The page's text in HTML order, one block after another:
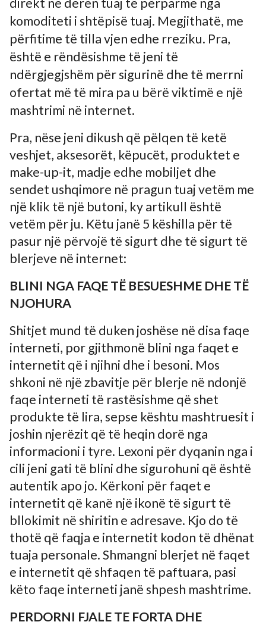
komoditeti i shtëpisë tuaj. Megjithatë, me
përfitime të tilla vjen edhe rreziku. Pra,
është e rëndësishme të jeni të
ndërgjegjshëm për sigurinë dhe të merrni
ofertat më të mira pa u bërë viktimë e një
mashtrimi në internet.
Pra, nëse jeni dikush që pëlqen të ketë
veshjet, aksesorët, këpucët, produktet e
make-up-it, madje edhe mobiljet dhe
sendet ushqimore në pragun tuaj vetëm me
një klik të një butoni, ky artikull është
vetëm për ju. Këtu janë 5 këshilla për të
pasur një përvojë të sigurt dhe të sigurt të
blerjeve në internet:
BLINI NGA FAQE TË BESUESHME DHE TË
NJOHURA
Shitjet mund të duken joshëse në disa faqe
interneti, por gjithmonë blini nga faqet e
internetit që i njihni dhe i besoni. Mos
shkoni në një zbavitje për blerje në ndonjë
faqe interneti të rastësishme që shet
produkte të lira, sepse kështu mashtruesit i
joshin njerëzit që të heqin dorë nga
informacioni i tyre. Lexoni për dyqanin nga i
cili jeni gati të blini dhe sigurohuni që është
autentik apo jo. Kërkoni për faqet e
internetit që kanë një ikonë të sigurt të
bllokimit në shiritin e adresave. Kjo do të
thotë që faqja e internetit kodon të dhënat
tuaja personale. Shmangni blerjet në faqet
e internetit që shfaqen të paftuara, pasi
këto faqe interneti janë shpesh mashtrime.
PERDORNI FJALE TE FORTA DHE